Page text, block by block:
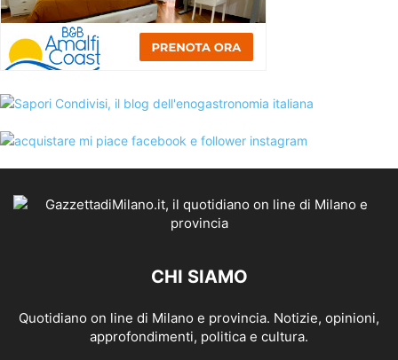
CHI SIAMO
Quotidiano on line di Milano e provincia. Notizie, opinioni,
approfondimenti, politica e cultura.